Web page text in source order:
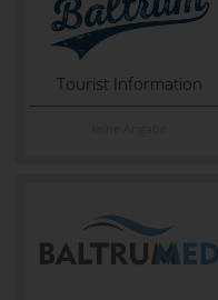
Tourist Information